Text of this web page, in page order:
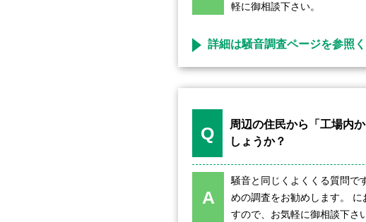
軽に御相談下さい。
詳細は騒音調査ページを参照く
Q
周辺の住民から「工場内
しょうか？
A
騒音と同じくよくくる質問で
めの調査をお勧めします。
すので、お気軽に御相談下さ